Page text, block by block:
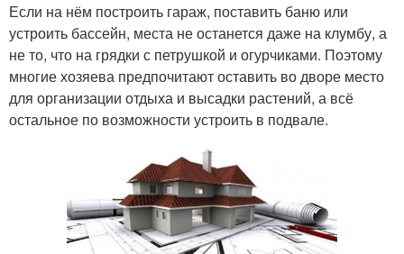
Если на нём построить гараж, поставить баню или
устроить бассейн, места не останется даже на клумбу, а
не то, что на грядки с петрушкой и огурчиками. Поэтому
многие хозяева предпочитают оставить во дворе место
для организации отдыха и высадки растений, а всё
остальное по возможности устроить в подвале.